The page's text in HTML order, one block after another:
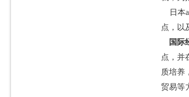
日本
点，以
国际
点，并
质培养
贸易等